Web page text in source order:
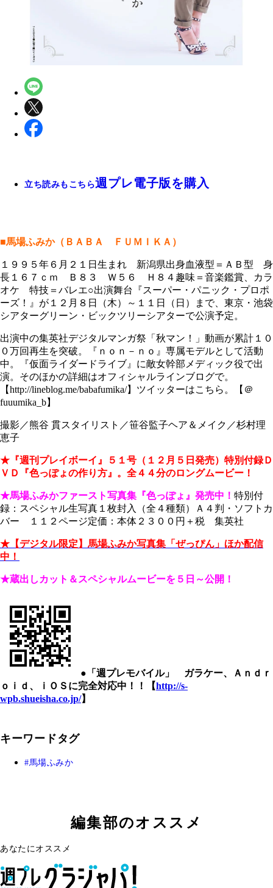
立ち読みもこちら週プレ電子版を購入
■馬場ふみか（ＢＡＢＡ ＦＵＭＩＫＡ）
１９９５年６月２１日生まれ 新潟県出身血液型＝ＡＢ型 身
長１６７ｃｍ Ｂ８３ Ｗ５６ Ｈ８４趣味＝音楽鑑賞、カラ
オケ 特技＝バレエ○出演舞台『スーパー・パニック・プロポ
ーズ！』が１２月８日（木）～１１日（日）まで、東京・池袋
シアターグリーン・ビックツリーシアターで公演予定。
出演中の集英社デジタルマンガ祭「秋マン！」動画が累計１０
０万回再生を突破。『ｎｏｎ－ｎｏ』専属モデルとして活動
中。『仮面ライダードライブ』に敵女幹部メディック役で出
演。そのほかの詳細はオフィシャルラインブログで。
【http://lineblog.me/babafumika/】ツイッターはこちら。【＠
fuuumika_b】
撮影／熊谷 貫スタイリスト／笹谷監子ヘア＆メイク／杉村理
恵子
★『週刊プレイボーイ』５１号（１２月５日発売）特別付録Ｄ
ＶＤ『色っぽょの作り方』。全４４分のロングムービー！
★馬場ふみかファースト写真集『色っぽょ』発売中！ 特別付
録：スペシャル生写真１枚封入（全４種類）Ａ４判・ソフトカ
バー １１２ページ定価：本体２３００円＋税 集英社
★【デジタル限定】馬場ふみか写真集「ぜっぴん」ほか配信
中！
★蔵出しカット＆スペシャルムービーを５日～公開！
●「週プレモバイル」 ガラケー、Ａｎｄｒ
ｏｉｄ、ｉＯＳに完全対応中！！【http://s-
wpb.shueisha.co.jp/】
キーワードタグ
馬場ふみか
編集部のオススメ
あなたにオススメ